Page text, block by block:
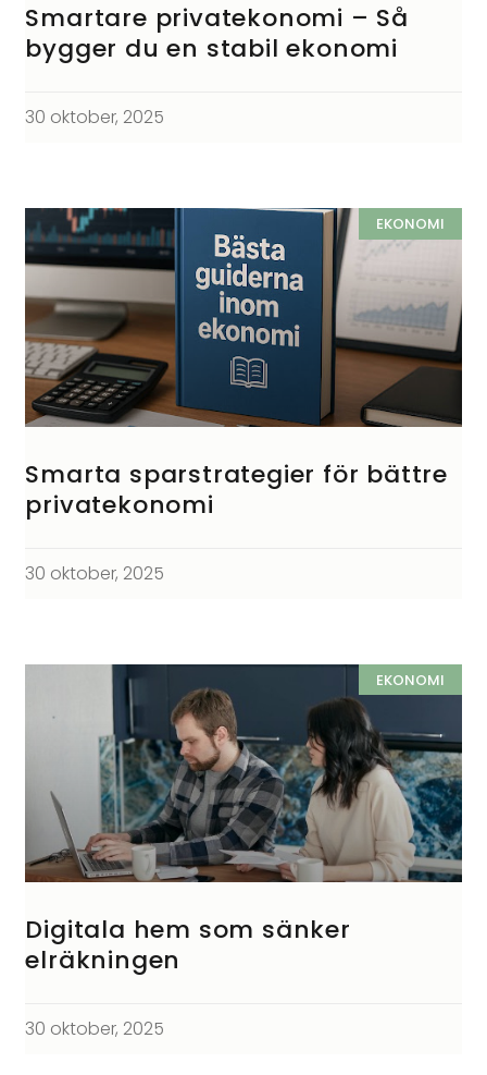
Smartare privatekonomi – Så
bygger du en stabil ekonomi
30 oktober, 2025
EKONOMI
Smarta sparstrategier för bättre
privatekonomi
30 oktober, 2025
EKONOMI
Digitala hem som sänker
elräkningen
30 oktober, 2025